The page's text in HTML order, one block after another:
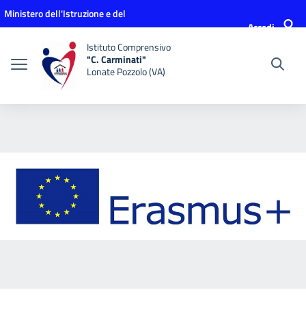
Vai ai contenuti
Vai al menu di navigazione
Vai al footer
Ministero dell'Istruzione e del
Accedi
Istituto Comprensivo
"C. Carminati"
Lonate Pozzolo (VA)